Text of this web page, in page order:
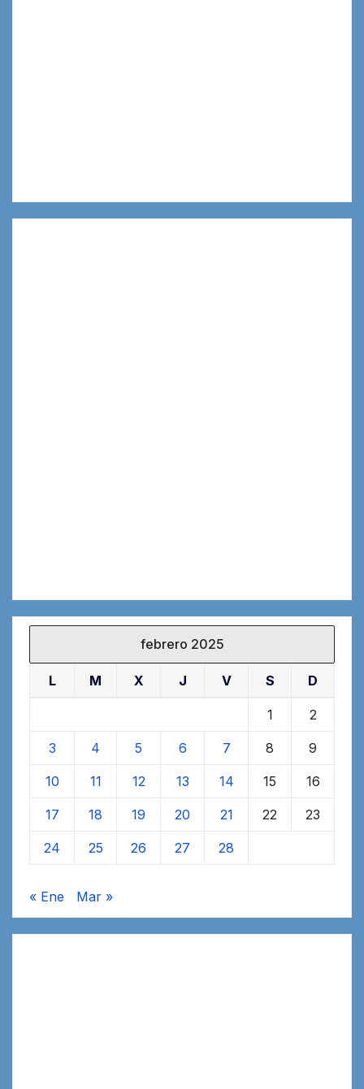
febrero 2025
L M X J V S D
1 2
3 4 5 6 7 8 9
10 11 12 13 14 15 16
17 18 19 20 21 22 23
24 25 26 27 28
« Ene Mar »